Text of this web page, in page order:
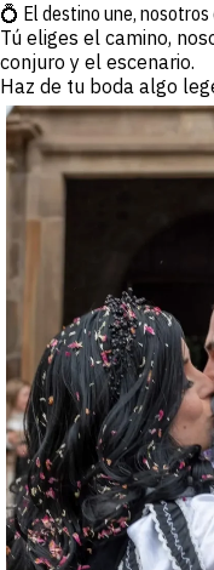
💍 El destino une,
Tú eliges el camino,
conjuro y el escenario.
Haz de tu boda algo